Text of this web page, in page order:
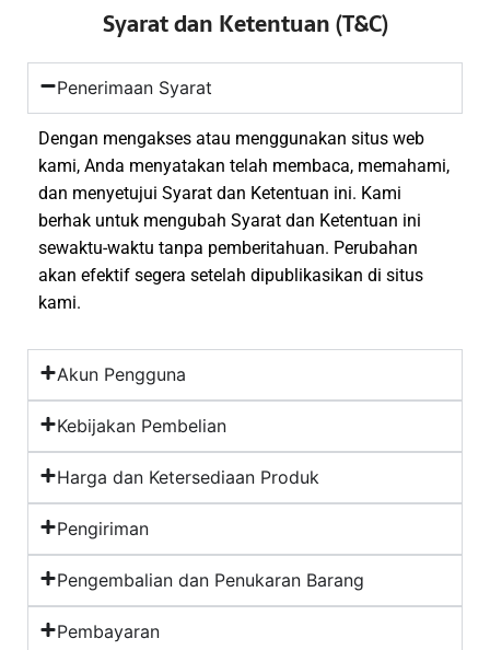
Syarat dan Ketentuan (T&C)
Penerimaan Syarat
Dengan mengakses atau menggunakan situs web
kami, Anda menyatakan telah membaca, memahami,
dan menyetujui Syarat dan Ketentuan ini. Kami
berhak untuk mengubah Syarat dan Ketentuan ini
sewaktu-waktu tanpa pemberitahuan. Perubahan
akan efektif segera setelah dipublikasikan di situs
kami.
Akun Pengguna
Kebijakan Pembelian
Harga dan Ketersediaan Produk
Pengiriman
Pengembalian dan Penukaran Barang
Pembayaran